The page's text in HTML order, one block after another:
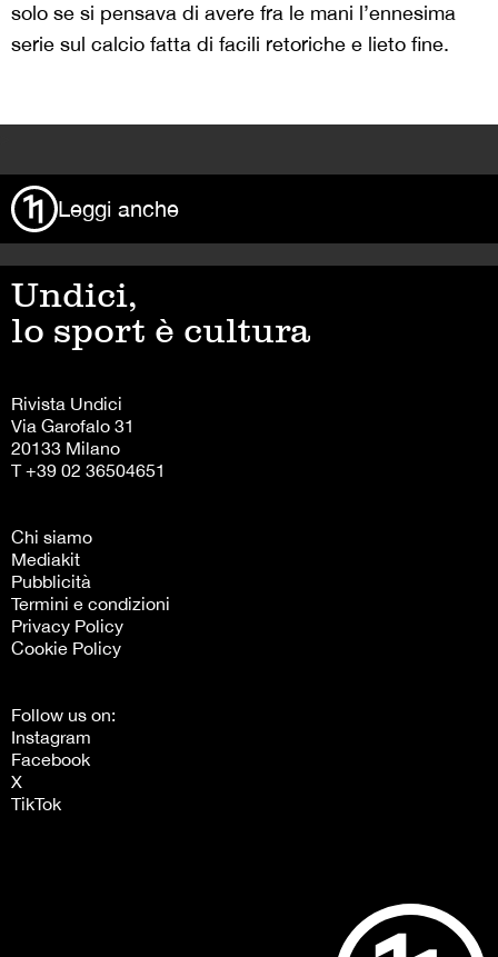
solo se si pensava di avere fra le mani l’ennesima
serie sul calcio fatta di facili retoriche e lieto fine.
Leggi anche
Undici,
lo sport è cultura
Rivista Undici
Via Garofalo 31
20133 Milano
T +39 02 36504651
Chi siamo
Mediakit
Pubblicità
Termini e condizioni
Privacy Policy
Cookie Policy
Follow us on:
Instagram
Facebook
X
TikTok